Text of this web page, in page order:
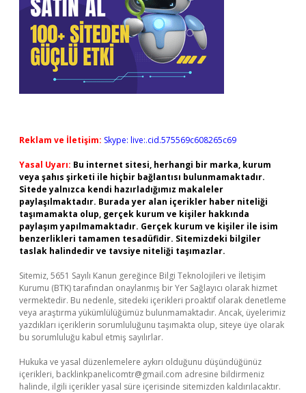
Reklam ve İletişim: Skype: live:.cid.575569c608265c69
Yasal Uyarı: Bu internet sitesi, herhangi bir marka, kurum
veya şahıs şirketi ile hiçbir bağlantısı bulunmamaktadır.
Sitede yalnızca kendi hazırladığımız makaleler
paylaşılmaktadır. Burada yer alan içerikler haber niteliği
taşımamakta olup, gerçek kurum ve kişiler hakkında
paylaşım yapılmamaktadır. Gerçek kurum ve kişiler ile isim
benzerlikleri tamamen tesadüfidir. Sitemizdeki bilgiler
taslak halindedir ve tavsiye niteliği taşımazlar.
Sitemiz, 5651 Sayılı Kanun gereğince Bilgi Teknolojileri ve İletişim
Kurumu (BTK) tarafından onaylanmış bir Yer Sağlayıcı olarak hizmet
vermektedir. Bu nedenle, sitedeki içerikleri proaktif olarak denetleme
veya araştırma yükümlülüğümüz bulunmamaktadır. Ancak, üyelerimiz
yazdıkları içeriklerin sorumluluğunu taşımakta olup, siteye üye olarak
bu sorumluluğu kabul etmiş sayılırlar.
Hukuka ve yasal düzenlemelere aykırı olduğunu düşündüğünüz
içerikleri, backlinkpanelicomtr@gmail.com adresine bildirmeniz
halinde, ilgili içerikler yasal süre içerisinde sitemizden kaldırılacaktır.